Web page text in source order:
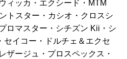
ィッカ・エクシード・MTM
トスター・カシオ・クロスシ
ロマスター・シチズン Kii・シ
セイコー・ドルチェ＆エクセ
ザージュ・プロスペックス・